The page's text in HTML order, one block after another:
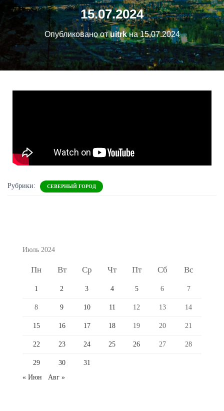
15.07.2024
Опубликовано отuitrkна15.07.2024
Рубрики: СЕВЕРНЫЙ ГОРОД
Июль 2024
Пн Вт Ср Чт Пт Сб Вс
1 2 3 4 5 6 7
8 9 10 11 12 13 14
15 16 17 18 19 20 21
22 23 24 25 26 27 28
29 30
31
« Июн
Авг »